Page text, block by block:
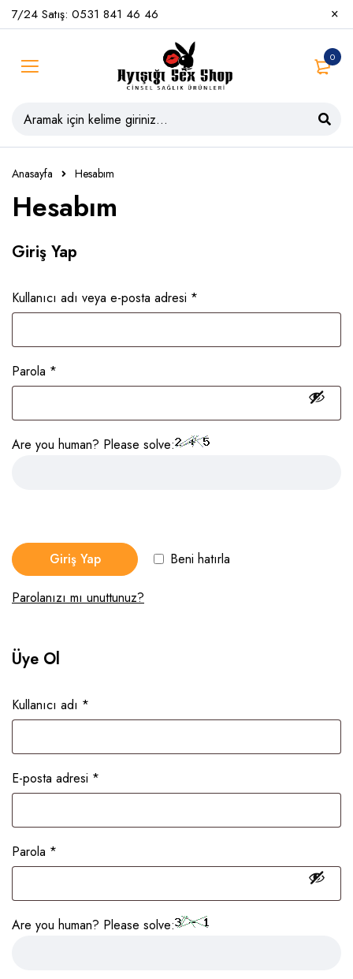
7/24 Satış: 0531 841 46 46
0
Anasayfa Hesabım
Hesabım
Giriş Yap
Kullanıcı adı veya e-posta adresi *
Parola *
Are you human? Please solve:
Beni hatırla
Giriş Yap
Parolanızı mı unuttunuz?
Üye Ol
Kullanıcı adı *
E-posta adresi *
Parola *
Are you human? Please solve: